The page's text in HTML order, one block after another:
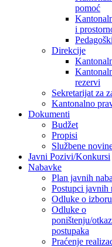
pomoć
i
Direkcije
rezervi
Sekretarijat za
Kantonalno
Dokumenti
Budžet
Propisi
Službene
Javni Pozivi/Konkursi
Nabavke
Plan javnih
Postupci javnih
Odluke o
Odluke o
poništenju/
postupaka
Praćenje